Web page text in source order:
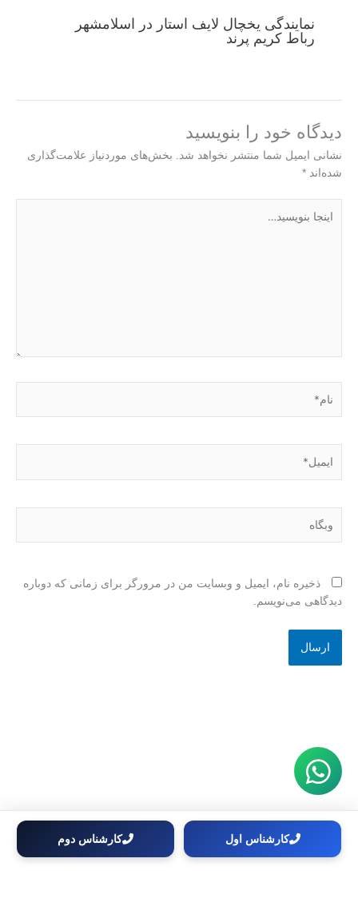
نمایندگی یخچال لایف استار در اسلامشهر
رباط کریم پرند
دیدگاه‌ خود را بنویسید
نشانی ایمیل شما منتشر نخواهد شد. بخش‌های موردنیاز علامت‌گذاری
شده‌اند *
بنویسید…
ذخیره نام، ایمیل و وبسایت من در مرورگر برای زمانی که دوباره
دیدگاهی می‌نویسم.
کارشناس اول کارشناس دوم